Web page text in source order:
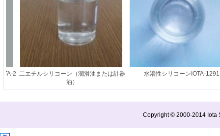
2 二エチルシリコーン（潤滑油または計器
油）
水溶性シリコーンIOTA-1291
Copyright © 2000-2014 Iota